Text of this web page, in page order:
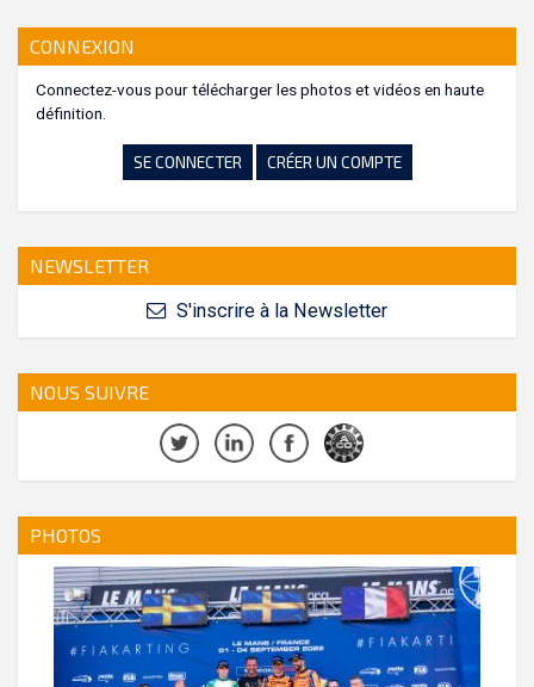
CONNEXION
Connectez-vous pour télécharger les photos et vidéos en haute
définition.
SE CONNECTER CRÉER UN COMPTE
NEWSLETTER
S'inscrire à la Newsletter
NOUS SUIVRE
PHOTOS